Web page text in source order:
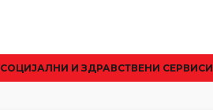
CОЦИЈАЛНИ И ЗДРАВСТВЕНИ СЕРВИСИ